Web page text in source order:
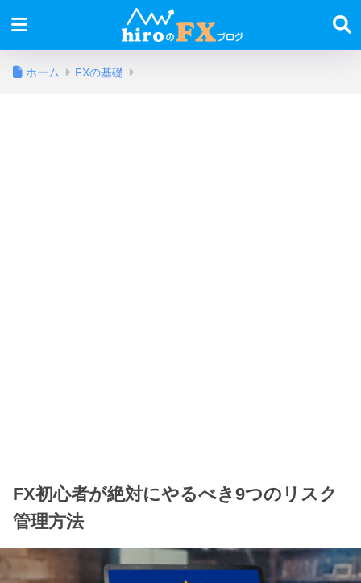
ホーム FXの基礎
FX初心者が絶対にやるべき9つのリスク
管理方法